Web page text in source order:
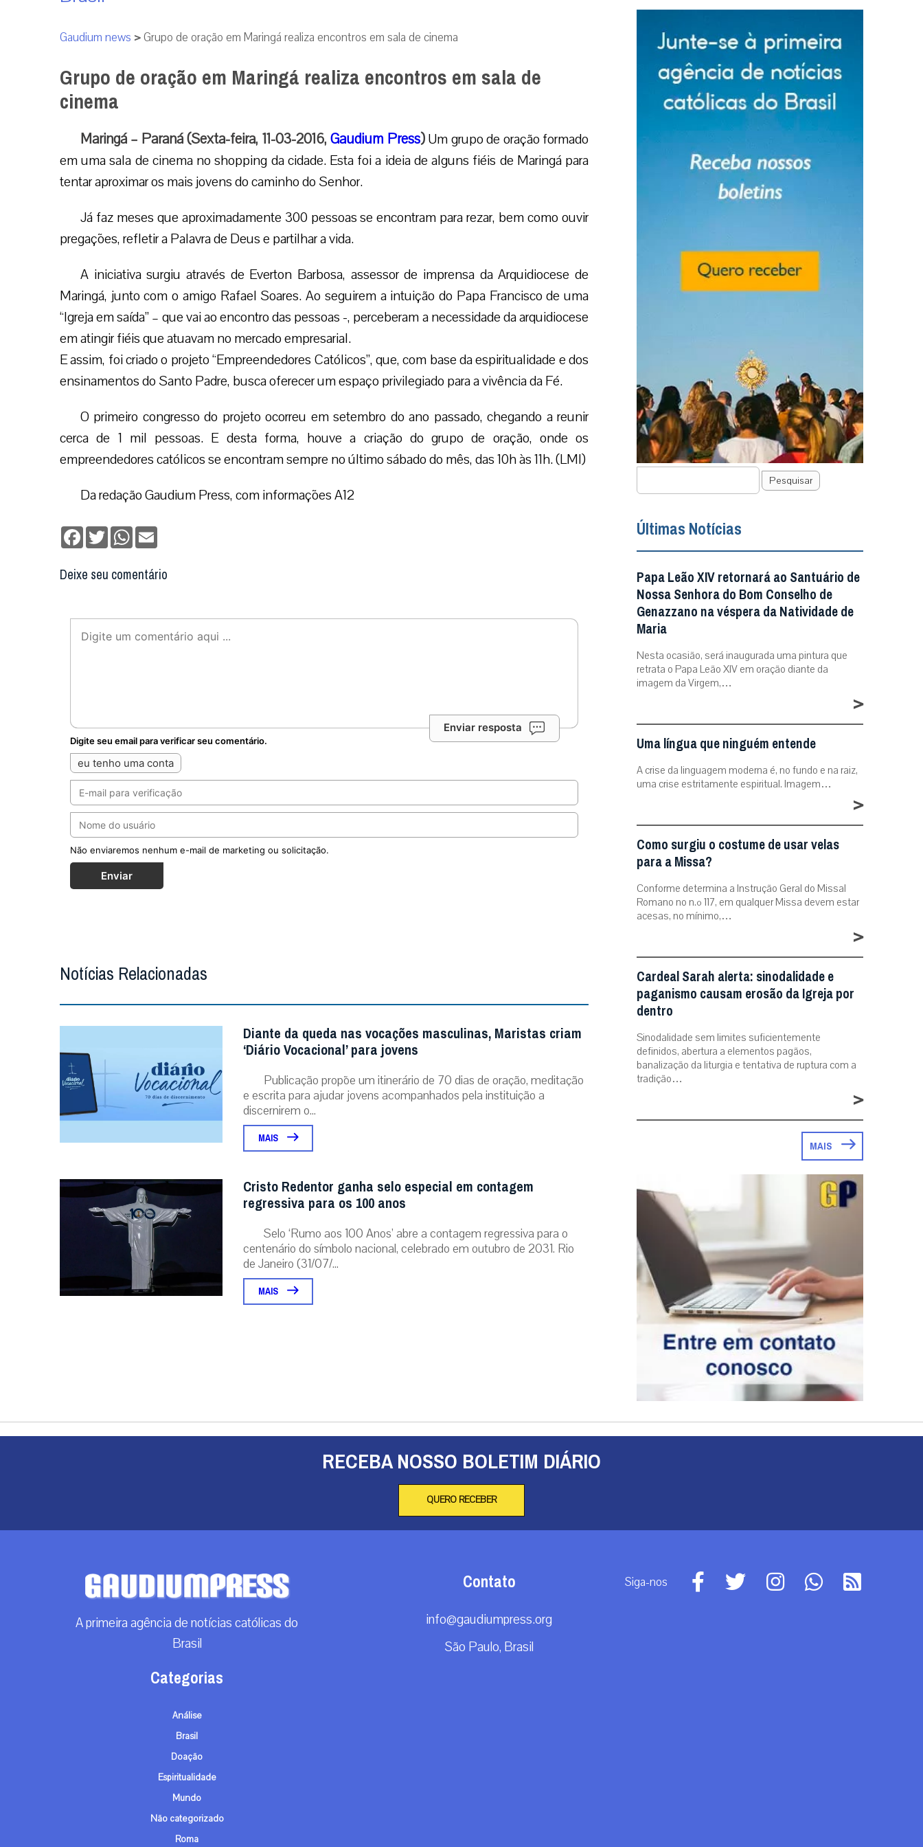
Gaudium news >Grupo de oração em Maringá realiza encontros em sala de cinema
Grupo de oração em Maringá realiza encontros em sala de
cinema
Maringá – Paraná (Sexta-feira, 11-03-2016,Gaudium Press)Um grupo de oração formado
em uma sala de cinema no shopping da cidade. Esta foi a ideia de alguns fiéis de Maringá para
tentar aproximar os mais jovens do caminho do Senhor.
Já faz meses que aproximadamente 300 pessoas se encontram para rezar, bem como ouvir
pregações, refletir a Palavra de Deus e partilhar a vida.
A iniciativa surgiu através de Everton Barbosa, assessor de imprensa da Arquidiocese de
Maringá, junto com o amigo Rafael Soares. Ao seguirem a intuição do Papa Francisco de uma
“Igreja em saída” – que vai ao encontro das pessoas -, perceberam a necessidade da arquidiocese
em atingir fiéis que atuavam no mercado empresarial.
E assim, foi criado o projeto “Empreendedores Católicos”, que, com base da espiritualidade e dos
ensinamentos do Santo Padre, busca oferecer um espaço privilegiado para a vivência da Fé.
O primeiro congresso do projeto ocorreu em setembro do ano passado, chegando a reunir
cerca de 1 mil pessoas. E desta forma, houve a criação do grupo de oração, onde os
empreendedores católicos se encontram sempre no último sábado do mês, das 10h às 11h. (LMI)
Da redação Gaudium Press, com informações A12
Facebook
TwitterWhatsApp
Deixe seu comentário
Enviar resposta
Digite seu email para verificar seu comentário.
eu tenho uma conta
Não enviaremos nenhum e-mail de marketing ou solicitação.
Enviar
Notícias Relacionadas
Diante da queda nas vocações masculinas, Maristas criam
‘Diário Vocacional’ para jovens
Publicação propõe um itinerário de 70 dias de oração, meditação
e escrita para ajudar jovens acompanhados pela instituição a
discernirem o...
MAIS
Cristo Redentor ganha selo especial em contagem
regressiva para os 100 anos
Selo ‘Rumo aos 100 Anos’ abre a contagem regressiva para o
centenário do símbolo nacional, celebrado em outubro de 2031. Rio
de Janeiro (31/07/...
MAIS
Pesquisar
Últimas Notícias
Papa Leão XIV retornará ao Santuário de
Nossa Senhora do Bom Conselho de
Genazzano na véspera da Natividade de
Maria
Nesta ocasião, será inaugurada uma pintura que
retrata o Papa Leão XIV em oração diante da
imagem da Virgem,…
>
Uma língua que ninguém entende
A crise da linguagem moderna é, no fundo e na raiz,
uma crise estritamente espiritual. Imagem…
>
Como surgiu o costume de usar velas
para a Missa?
Conforme determina a Instrução Geral do Missal
Romano no n.º 117, em qualquer Missa devem estar
acesas, no mínimo,…
>
Cardeal Sarah alerta: sinodalidade e
paganismo causam erosão da Igreja por
dentro
Sinodalidade sem limites suficientemente
definidos, abertura a elementos pagãos,
banalização da liturgia e tentativa de ruptura com a
tradição…
>
MAIS
RECEBA NOSSO BOLETIM DIÁRIO
QUERO RECEBER
A primeira agência de notícias católicas do
Brasil
Categorias
Análise
Brasil
Doação
Espiritualidade
Mundo
Não categorizado
Roma
Contato
info@gaudiumpress.org
São Paulo, Brasil
Siga-nos